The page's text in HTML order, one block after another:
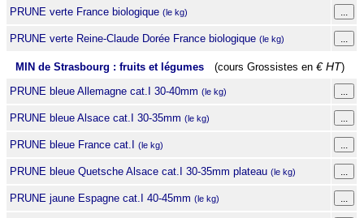
PRUNE verte France biologique (le kg)
PRUNE verte Reine-Claude Dorée France biologique (le kg)
MIN de Strasbourg : fruits et légumes (cours Grossistes en € HT)
PRUNE bleue Allemagne cat.I 30-40mm (le kg)
PRUNE bleue Alsace cat.I 30-35mm (le kg)
PRUNE bleue France cat.I (le kg)
PRUNE bleue Quetsche Alsace cat.I 30-35mm plateau (le kg)
PRUNE jaune Espagne cat.I 40-45mm (le kg)